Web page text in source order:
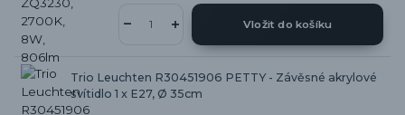
Vložit do košíku
Trio Leuchten R30451906 PETTY - Závěsné akrylové
svítidlo 1 x E27, Ø 35cm